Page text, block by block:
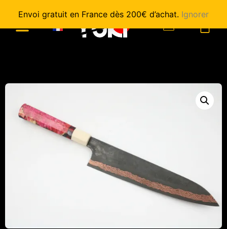
Envoi gratuit en France dès 200€ d’achat. Ignorer